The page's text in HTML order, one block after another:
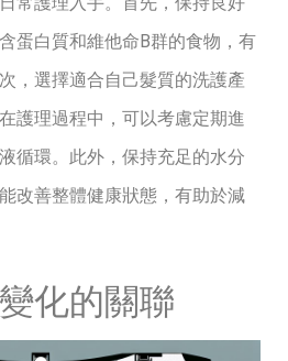
蛋白質和維他命B群的食物，有
，選擇適合自己髮質的洗護產
護理過程中，可以考慮定期進
循環。此外，保持充足的水分
改善整體健康狀態，有助於減
化的關聯